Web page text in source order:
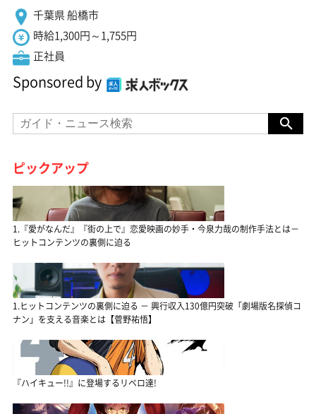
千葉県 船橋市
時給1,300円～1,755円
正社員
Sponsored by
ピックアップ
1.『愛がなんだ』『街の上で』恋愛映画の妙手・今泉力哉の制作手法とは－
ヒットコンテンツの裏側に迫る
1.ヒットコンテンツの裏側に迫る － 興行収入130億円突破「劇場版名探偵コ
ナン」を支える音楽とは【菅野祐悟】
『ハイキュー!!』に登場するリベロ達!